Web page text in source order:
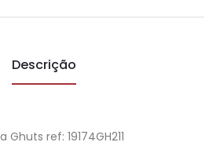
Descrição
Ghuts ref: 19174GH211